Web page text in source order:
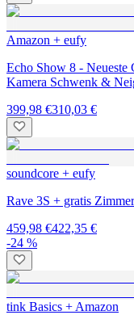
Amazon + eufy
Echo Show 8 - Neueste
Kamera Schwenk &
399,98 €310,03 €
soundcore + eufy
Rave 3S + gratis
459,98 €422,35 €
-24 %
tink Basics + Amazon